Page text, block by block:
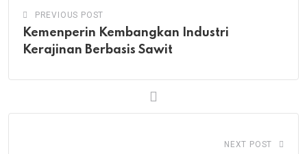
PREVIOUS POST
Kemenperin Kembangkan Industri
Kerajinan Berbasis Sawit
NEXT POST